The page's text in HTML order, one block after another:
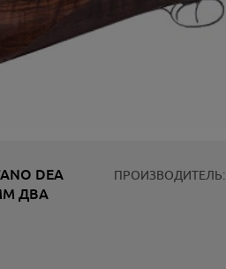
DEA
ДВА
ПРОИЗВОДИТЕЛЬ: